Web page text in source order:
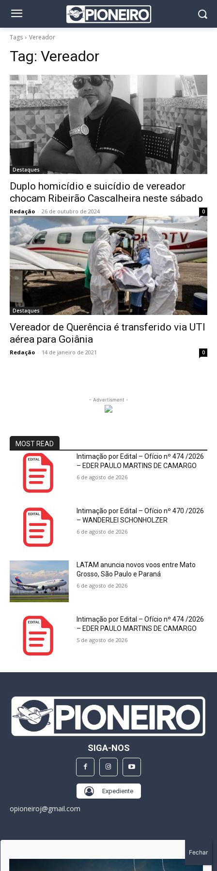
Tags Vereador
Tag: Vereador
Destaques
Duplo homicídio e suicídio de vereador
chocam Ribeirão Cascalheira neste sábado
Redação - 26 de outubro de 2024 0
Destaques
Vereador de Querência é transferido via UTI
aérea para Goiânia
Redação - 14 de janeiro de 2021 0
- Advertisment -
MOST READ
Intimação por Edital – Ofício nº 474 /2026
– EDER PAULO MARTINS DE CAMARGO
6 de agosto de 2026
Intimação por Edital – Ofício nº 470 /2026
– WANDERLEI SCHONHOLZER
6 de agosto de 2026
LATAM anuncia novos voos entre Mato
Grosso, São Paulo e Paraná
6 de agosto de 2026
Intimação por Edital – Ofício nº 474 /2026
– EDER PAULO MARTINS DE CAMARGO
5 de agosto de 2026
SIGA-NOS
Expediente
opioneiroj@gmail.com
A história do Pioneiro inicia em fevereiro de 2005 em